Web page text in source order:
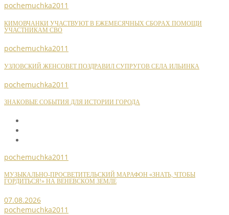
pochemuchka2011
КИМОВЧАНКИ УЧАСТВУЮТ В ЕЖЕМЕСЯЧНЫХ СБОРАХ ПОМОЩИ
УЧАСТНИКАМ СВО
pochemuchka2011
УЗЛОВСКИЙ ЖЕНСОВЕТ ПОЗДРАВИЛ СУПРУГОВ СЕЛА ИЛЬИНКА
pochemuchka2011
ЗНАКОВЫЕ СОБЫТИЯ ДЛЯ ИСТОРИИ ГОРОДА
pochemuchka2011
МУЗЫКАЛЬНО-ПРОСВЕТИТЕЛЬСКИЙ МАРАФОН «ЗНАТЬ, ЧТОБЫ
ГОРДИТЬСЯ!» НА ВЕНЕВСКОМ ЗЕМЛЕ
07.08.2026
pochemuchka2011